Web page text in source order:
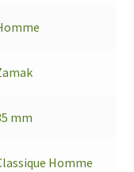
mm
Homme